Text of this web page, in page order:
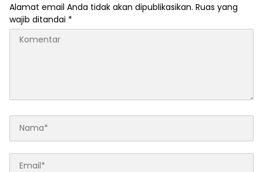
Alamat email Anda tidak akan dipublikasikan. Ruas yang
wajib ditandai *